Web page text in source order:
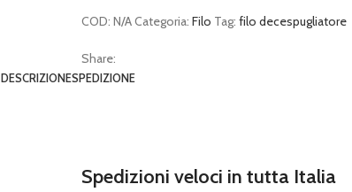
COD: N/ACategoria: Filo Tag: filo decespugliatore
Share:
DESCRIZIONESPEDIZIONE
Spedizioni veloci in tutta Italia